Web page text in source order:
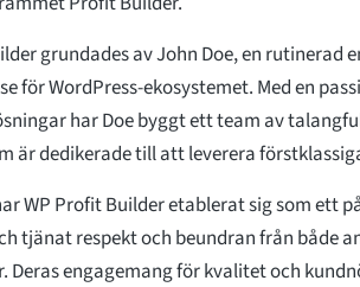
grundades av John Doe, en rutinerad
för WordPress-ekosystemet. Med en
har Doe byggt ett team av
är dedikerade till att leverera
WP Profit Builder etablerat sig som ett
tjänat respekt och beundran från både
Deras engagemang för kvalitet och